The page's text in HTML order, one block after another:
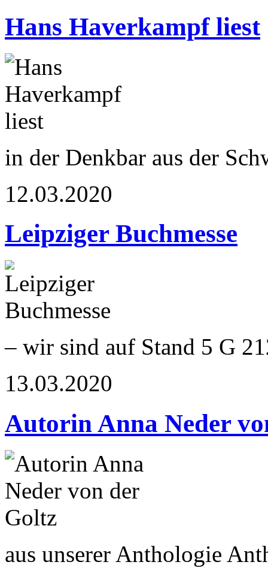
Hans Haverkampf liest
in der Denkbar aus der
12.03.2020
Leipziger Buchmesse
– wir sind auf Stand 5 G
13.03.2020
Autorin Anna Neder
aus unserer Anthologie